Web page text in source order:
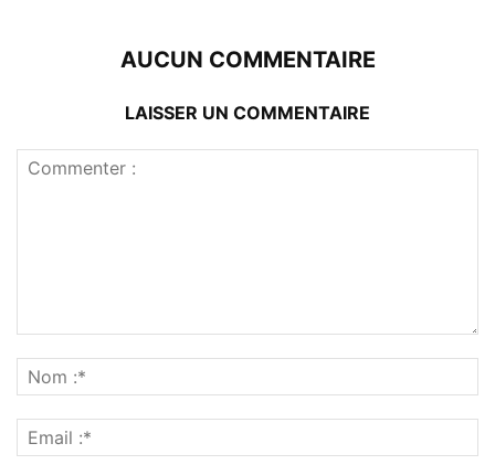
AUCUN COMMENTAIRE
LAISSER UN COMMENTAIRE